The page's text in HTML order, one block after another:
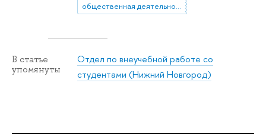
общественная деятельность
В статье
упомянуты
Отдел по внеучебной работе со
студентами (Нижний Новгород)